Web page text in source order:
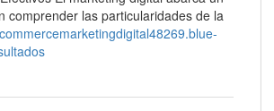
comprender las particularidades de la